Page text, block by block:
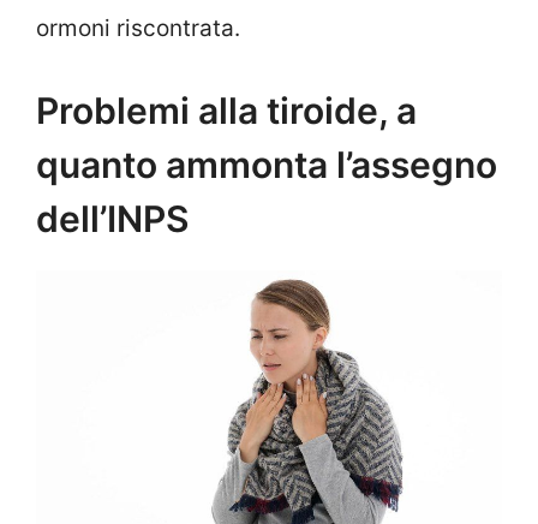
ormoni riscontrata.
Problemi alla tiroide, a
quanto ammonta l’assegno
dell’INPS